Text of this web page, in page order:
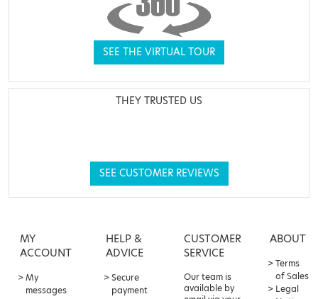
SEE THE VIRTUAL TOUR
THEY TRUSTED US
SEE CUSTOMER REVIEWS
MY
ACCOUNT
My
messages
HELP &
ADVICE
Secure
payment
CUSTOMER
SERVICE
Our team is
available by
ABOUT
Terms
of Sales
Legal